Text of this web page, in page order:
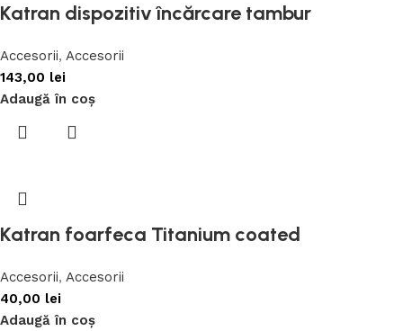
Katran dispozitiv încărcare tambur
Accesorii, Accesorii
143,00 lei
Adaugă în coș
Katran foarfeca Titanium coated
Accesorii, Accesorii
40,00 lei
Adaugă în coș